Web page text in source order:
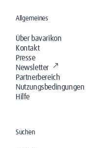
Allgemeines
Über bavarikon
Kontakt
Presse
Newsletter
Partnerbereich
Nutzungsbedingungen
Hilfe
Suchen